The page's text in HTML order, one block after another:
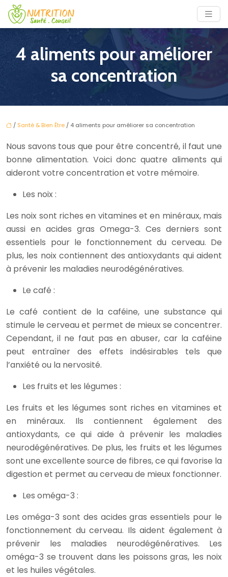
4 aliments pour améliorer
sa concentration
/ Santé & Bien Être / 4 aliments pour améliorer sa concentration
Nous savons tous que pour être concentré, il faut une
bonne alimentation. Voici donc quatre aliments qui
aideront votre concentration et votre mémoire.
Les noix :
Les noix sont riches en vitamines et en minéraux, mais
aussi en acides gras Omega-3. Ces derniers sont
essentiels pour le fonctionnement du cerveau. De
plus, les noix contiennent des antioxydants qui aident
à prévenir les maladies neurodégénératives.
Le café :
Le café contient de la caféine, une substance qui
stimule le cerveau et permet de mieux se concentrer.
Cependant, il ne faut pas en abuser, car la caféine
peut entraîner des effets indésirables tels que
l’anxiété ou la nervosité.
Les fruits et les légumes :
Les fruits et les légumes sont riches en vitamines et
en minéraux. Ils contiennent également des
antioxydants, ce qui aide à prévenir les maladies
neurodégénératives. De plus, les fruits et les légumes
sont une excellente source de fibres, ce qui favorise la
digestion et permet au cerveau de mieux fonctionner.
Les oméga-3 :
Les oméga-3 sont des acides gras essentiels pour le
fonctionnement du cerveau. Ils aident également à
prévenir les maladies neurodégénératives. Les
oméga-3 se trouvent dans les poissons gras, les noix
et les huiles végétales.